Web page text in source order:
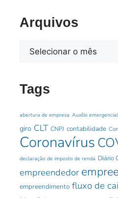
Arquivos
Tags
abertura de empresa Auxílio emergencial
giro CLT CNPJ contabilidade
Coronavírus
declaração de imposto de renda Diário
empreendedor
empreendimento fluxo de